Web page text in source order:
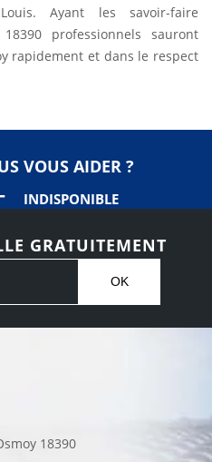
Ayant les savoir-faire
professionnels sauront
rapidement et dans le respect
VOUS AIDER ?
INDISPONIBLE
GRATUITEMENT
18390